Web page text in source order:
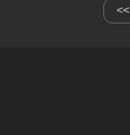
>>